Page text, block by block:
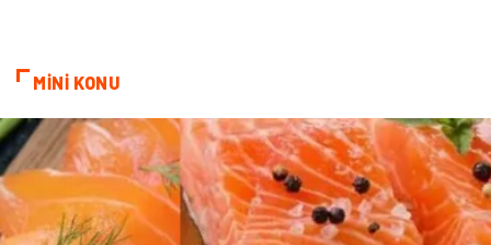
MİNİ KONU